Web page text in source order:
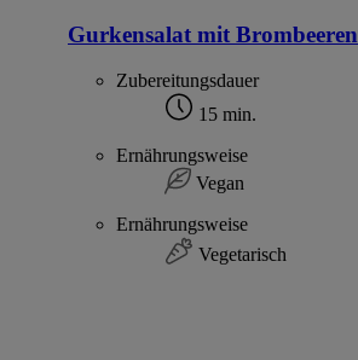
Gurkensalat mit Brombeeren
Zubereitungsdauer
15 min.
Ernährungsweise
Vegan
Ernährungsweise
Vegetarisch